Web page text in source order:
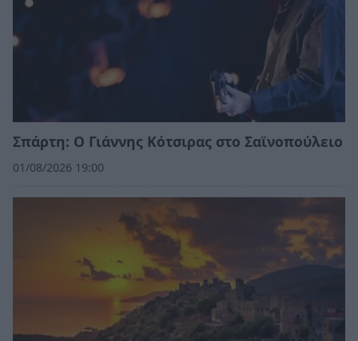
Σπάρτη: Ο Γιάννης Κότσιρας στο Σαϊνοπούλειο
01/08/2026 19:00